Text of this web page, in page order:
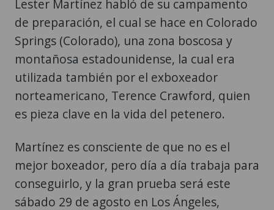
Lester Martínez habló de su campamento
de preparación, el cual se hace en Colorado
Springs (Colorado), una zona boscosa y
montañosa estadounidense, la cual era
utilizada también por el exboxeador
norteamericano, Terence Crawford, quien
es pieza clave en la vida del petenero.
Martínez es consciente de que no es el
mejor boxeador, pero día a día trabaja para
conseguirlo, y la gran prueba será este
sábado 29 de agosto en Los Ángeles,